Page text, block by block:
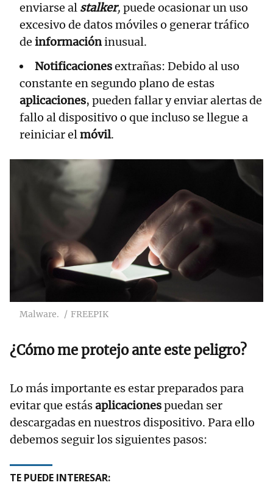
enviarse al stalker, puede ocasionar un uso
excesivo de datos móviles o generar tráfico
de informacióninusual.
Notificacionesextrañas: Debido al uso
constante en segundo plano de estas
aplicaciones, pueden fallar y enviar alertas de
fallo al dispositivo o que incluso se llegue a
reiniciar elmóvil.
Malware. FREEPIK
¿Cómo me protejo ante este peligro?
Lo más importante es estar preparados para
evitar que estásaplicacionespuedan ser
descargadas en nuestros dispositivo. Para ello
debemos seguir los siguientes pasos:
TE PUEDE INTERESAR: